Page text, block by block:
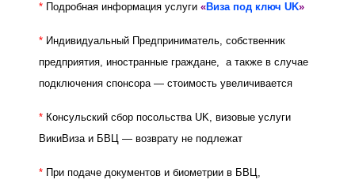
* Подробная информация услуги «Виза под ключ UK»
* Индивидуальный Предприниматель, собственник
предприятия, иностранные граждане, а также в случае
подключения спонсора — стоимость увеличивается
* Консульский сбор посольства UK, визовые услуги
ВикиВиза и БВЦ — возврату не подлежат
* При подаче документов и биометрии в БВЦ,